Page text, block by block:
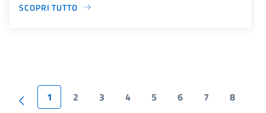
SCOPRI TUTTO
1 2 3 4 5 6 7 8